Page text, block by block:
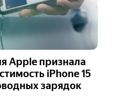
Apple признала
iPhone 15
зарядок